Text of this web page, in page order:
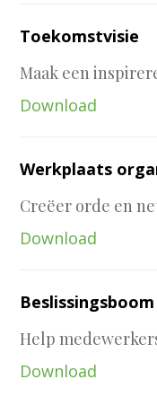
Toekomstvisie
Maak een
Download
Werkplaats
Creëer orde en
Download
Beslissingsboom
Help
Download